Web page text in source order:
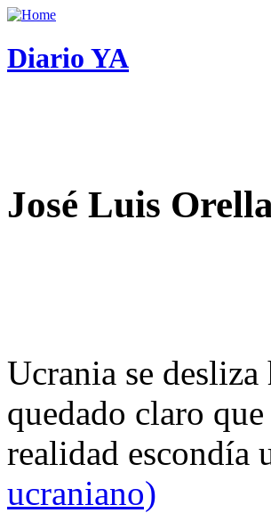
Diario YA
José Luis
Ucrania se
quedado claro
realidad escondía
ucraniano)